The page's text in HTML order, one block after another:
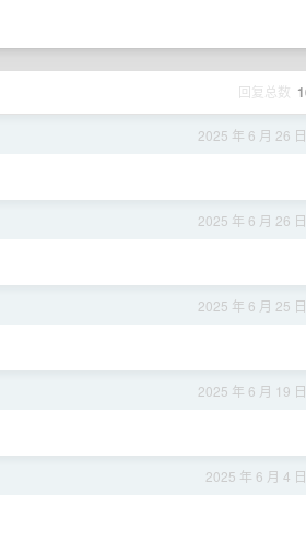
回复总数
2025 年 6 月 26 日
2025 年 6 月 26 日
2025 年 6 月 25 日
2025 年 6 月 19 日
2025 年 6 月 4 日